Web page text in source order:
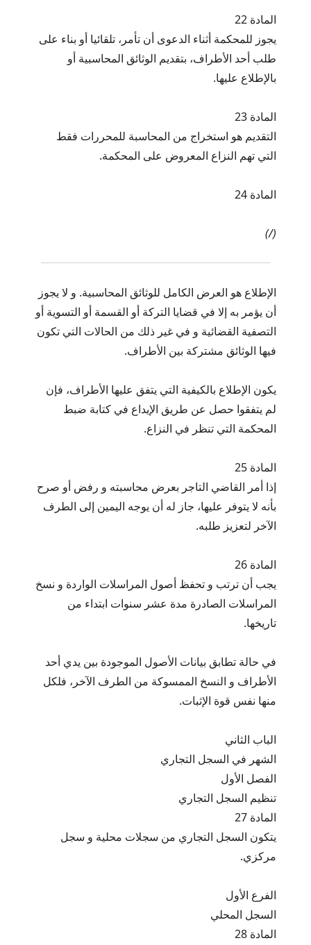
المادة 22
يجوز للمحكمة أثناء الدعوى أن تأمر، تلقائيا أو بناء على
طلب أحد الأطراف، بتقديم الوثائق المحاسبية أو
بالإطلاع عليها.
المادة 23
التقديم هو استخراج من المحاسبة للمحررات فقط
التي تهم النزاع المعروض على المحكمة.
المادة 24
(/)
الإطلاع هو العرض الكامل للوثائق المحاسبية. و لا يجوز
أن يؤمر به إلا في قضايا التركة أو القسمة أو التسوية أو
التصفية القضائية و في غير ذلك من الحالات التي تكون
فيها الوثائق مشتركة بين الأطراف.
يكون الإطلاع بالكيفية التي يتفق عليها الأطراف، فإن
لم يتفقوا حصل عن طريق الإيداع في كتابة ضبط
المحكمة التي تنظر في النزاع.
المادة 25
إذا أمر القاضي التاجر بعرض محاسبته و رفض أو صرح
بأنه لا يتوفر عليها، جاز له أن يوجه اليمين إلى الطرف
الآخر لتعزيز طلبه.
المادة 26
يجب أن ترتب و تحفظ أصول المراسلات الواردة و نسخ
المراسلات الصادرة مدة عشر سنوات ابتداء من
تاريخها.
في حالة تطابق بيانات الأصول الموجودة بين يدي أحد
الأطراف و النسخ الممسوكة من الطرف الآخر، فلكل
منها نفس قوة الإثبات.
الباب الثاني
الشهر في السجل التجاري
الفصل الأول
تنظيم السجل التجاري
المادة 27
يتكون السجل التجاري من سجلات محلية و سجل
مركزي.
الفرع الأول
السجل المحلي
المادة 28